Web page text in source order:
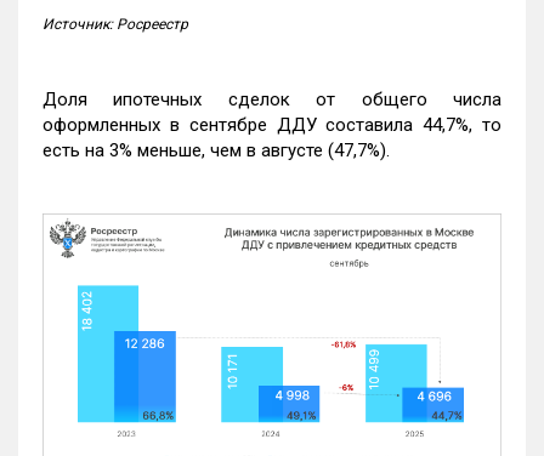
Источник: Росреестр
Доля ипотечных сделок от общего числа
оформленных в сентябре ДДУ составила 44,7%, то
есть на 3% меньше, чем в августе (47,7%).